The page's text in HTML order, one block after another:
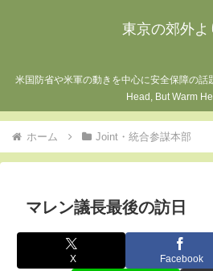
東京の郊外よ
米国防省や米軍の動きを中心に安全保障の話
Head, But Warm
ホーム Joint・統合参謀本部
マレン議長最後の訪日
X Facebook